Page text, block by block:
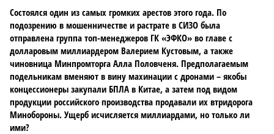
Состоялся один из самых громких арестов этого года. По
подозрению в мошенничестве и растрате в СИЗО была
отправлена группа топ-менеджеров ГК «ЭФКО» во главе с
долларовым миллиардером Валерием Кустовым, а также
чиновница Минпромторга Алла Половченя. Предполагаемым
подельникам вменяют в вину махинации с дронами – якобы
концессионеры закупали БПЛА в Китае, а затем под видом
продукции российского производства продавали их втридорога
Минобороны. Ущерб исчисляется миллиардами, но только ли
ими?